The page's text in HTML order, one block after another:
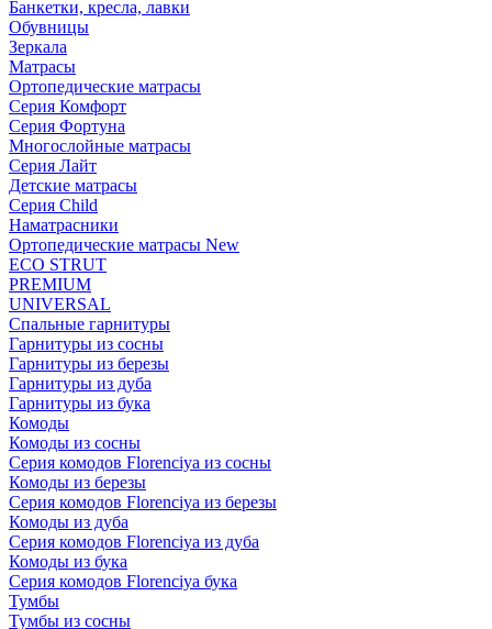
Банкетки, кресла, лавки
Обувницы
Зеркала
Матрасы
Ортопедические матрасы
Серия Комфорт
Серия Фортуна
Многослойные матрасы
Серия Лайт
Детские матрасы
Серия Child
Наматрасники
Ортопедические матрасы New
ECO STRUT
PREMIUM
UNIVERSAL
Спальные гарнитуры
Гарнитуры из сосны
Гарнитуры из березы
Гарнитуры из дуба
Гарнитуры из бука
Комоды
Комоды из сосны
Серия комодов Florenciya из сосны
Комоды из березы
Серия комодов Florenciya из березы
Комоды из дуба
Серия комодов Florenciya из дуба
Комоды из бука
Серия комодов Florenciya бука
Тумбы
Тумбы из сосны